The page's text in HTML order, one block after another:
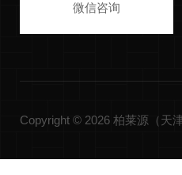
微信咨询
Copyright © 2026 柏莱源（天